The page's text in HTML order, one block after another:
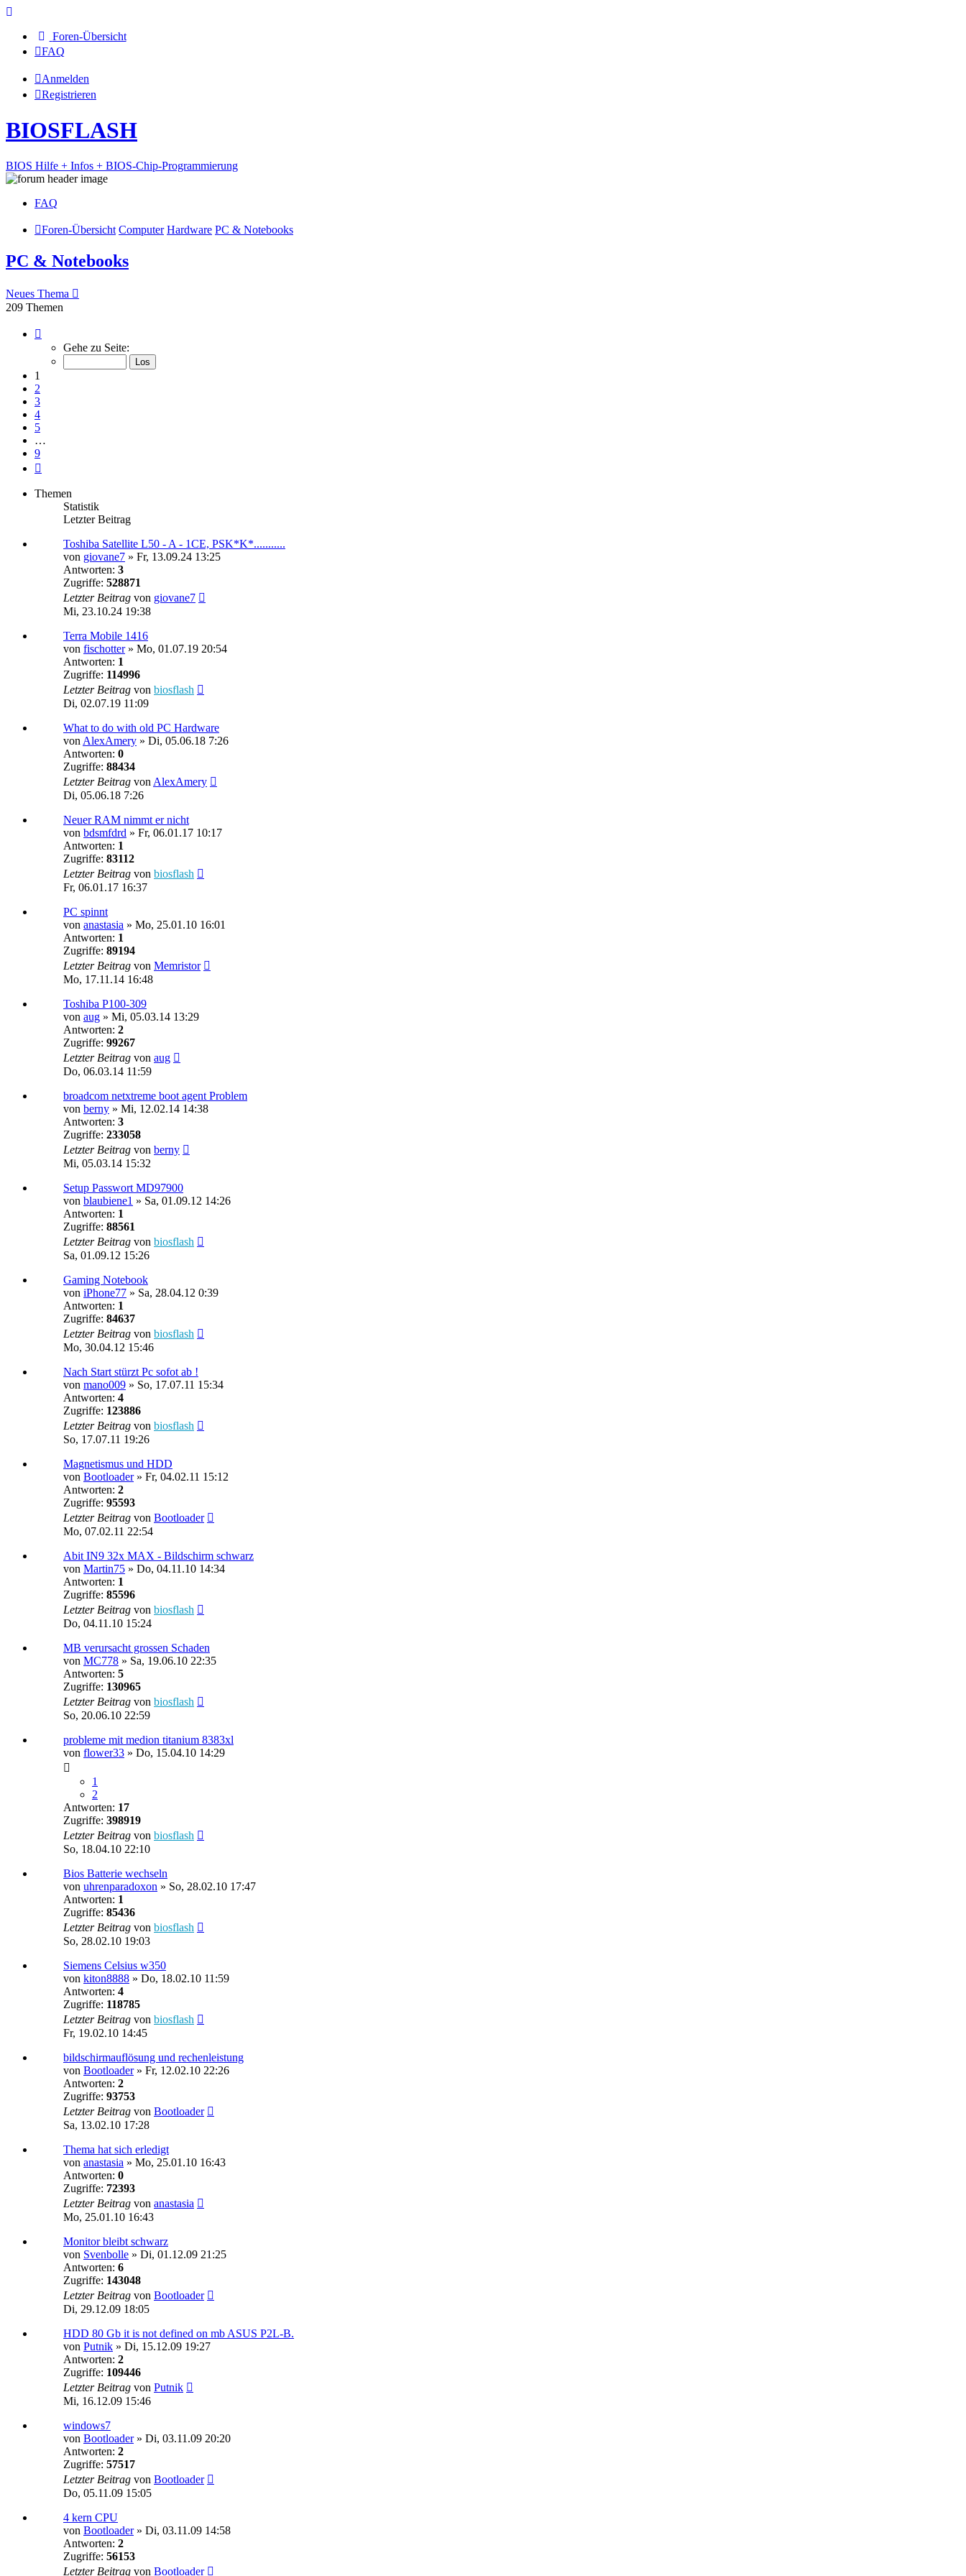
Foren-Übersicht
FAQ
Anmelden
Registrieren
BIOSFLASH
BIOS Hilfe + Infos + BIOS-Chip-Programmierung
FAQ
Foren-Übersicht Computer Hardware PC & Notebooks
PC & Notebooks
Neues Thema
209 Themen
von
Gehe zu Seite:
1
2
3
4
5
…
9
Themen
Statistik
Letzter Beitrag
Toshiba Satellite L50 - A - 1CE, PSK*K*...........
von giovane7 » Fr, 13.09.24 13:25
Antworten: 3
Zugriffe: 528871
Letzter Beitrag von giovane7
Mi, 23.10.24 19:38
Terra Mobile 1416
von fischotter» Mo, 01.07.19 20:54
Antworten: 1
Zugriffe: 114996
Letzter Beitrag von biosflash
Di, 02.07.19 11:09
What to do with old PC Hardware
von AlexAmery » Di, 05.06.18 7:26
Antworten: 0
Zugriffe: 88434
Letzter Beitrag von AlexAmery
Di, 05.06.18 7:26
Neuer RAM nimmt er nicht
von bdsmfdrd » Fr, 06.01.17 10:17
Antworten: 1
Zugriffe: 83112
Letzter Beitrag von biosflash
Fr, 06.01.17 16:37
PC spinnt
von anastasia » Mo, 25.01.10 16:01
Antworten: 1
Zugriffe: 89194
Letzter Beitrag von Memristor
Mo, 17.11.14 16:48
Toshiba P100-309
von aug » Mi, 05.03.14 13:29
Antworten: 2
Zugriffe: 99267
Letzter Beitrag von aug
Do, 06.03.14 11:59
broadcom netxtreme boot agent Problem
von berny » Mi, 12.02.14 14:38
Antworten: 3
Zugriffe: 233058
Letzter Beitrag von berny
Mi, 05.03.14 15:32
Setup Passwort MD97900
von blaubiene1 » Sa, 01.09.12 14:26
Antworten: 1
Zugriffe: 88561
Letzter Beitrag von biosflash
Sa, 01.09.12 15:26
Gaming Notebook
von iPhone77 » Sa, 28.04.12 0:39
Antworten: 1
Zugriffe: 84637
Letzter Beitrag von biosflash
Mo, 30.04.12 15:46
Nach Start stürzt Pc sofot ab !
von mano009 » So, 17.07.11 15:34
Antworten: 4
Zugriffe: 123886
Letzter Beitrag von biosflash
So, 17.07.11 19:26
Magnetismus und HDD
von Bootloader» Fr, 04.02.11 15:12
Antworten: 2
Zugriffe: 95593
Letzter Beitrag von Bootloader
Mo, 07.02.11 22:54
Abit IN9 32x MAX - Bildschirm schwarz
von Martin75 » Do, 04.11.10 14:34
Antworten: 1
Zugriffe: 85596
Letzter Beitrag von biosflash
Do, 04.11.10 15:24
MB verursacht grossen Schaden
von MC778 » Sa, 19.06.10 22:35
Antworten: 5
Zugriffe: 130965
Letzter Beitrag von biosflash
So, 20.06.10 22:59
probleme mit medion titanium 8383xl
von flower33 » Do, 15.04.10 14:29
1
2
Antworten: 17
Zugriffe: 398919
Letzter Beitrag von biosflash
So, 18.04.10 22:10
Bios Batterie wechseln
von uhrenparadoxon » So, 28.02.10 17:47
Antworten: 1
Zugriffe: 85436
Letzter Beitrag von biosflash
So, 28.02.10 19:03
Siemens Celsius w350
von kiton8888 » Do, 18.02.10 11:59
Antworten: 4
Zugriffe: 118785
Letzter Beitrag von biosflash
Fr, 19.02.10 14:45
bildschirmauflösung und rechenleistung
von Bootloader» Fr, 12.02.10 22:26
Antworten: 2
Zugriffe: 93753
Letzter Beitrag von Bootloader
Sa, 13.02.10 17:28
Thema hat sich erledigt
von anastasia » Mo, 25.01.10 16:43
Antworten: 0
Zugriffe: 72393
Letzter Beitrag von anastasia
Mo, 25.01.10 16:43
Monitor bleibt schwarz
von Svenbolle » Di, 01.12.09 21:25
Antworten: 6
Zugriffe: 143048
Letzter Beitrag von Bootloader
Di, 29.12.09 18:05
HDD 80 Gb it is not defined on mb ASUS P2L-B.
von Putnik » Di, 15.12.09 19:27
Antworten: 2
Zugriffe: 109446
Letzter Beitrag von Putnik
Mi, 16.12.09 15:46
windows7
von Bootloader» Di, 03.11.09 20:20
Antworten: 2
Zugriffe: 57517
Letzter Beitrag von Bootloader
Do, 05.11.09 15:05
4 kern CPU
von Bootloader» Di, 03.11.09 14:58
Antworten: 2
Zugriffe: 56153
Letzter Beitrag von Bootloader